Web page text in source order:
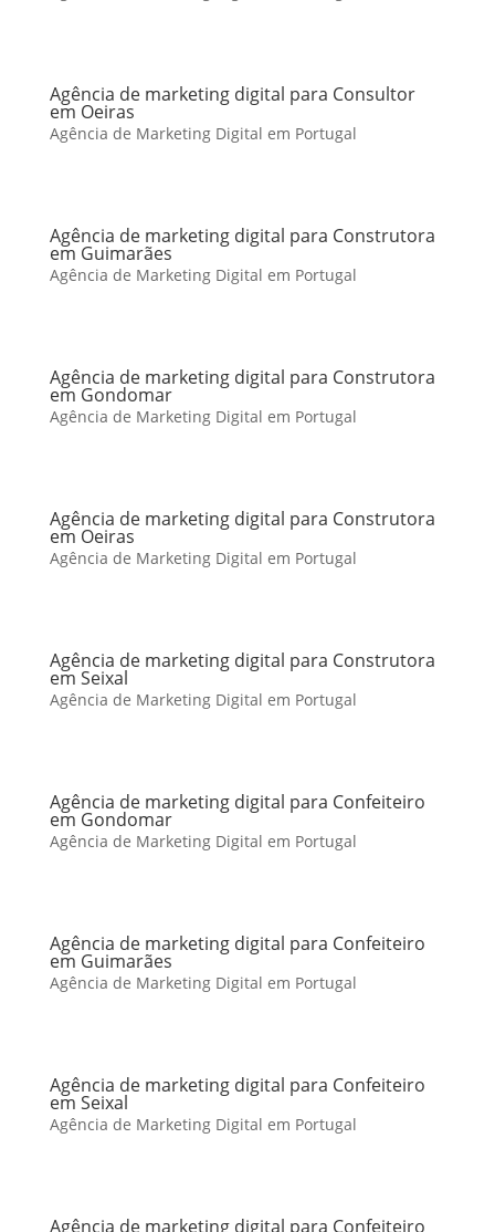
Agência de marketing digital para Consultor
em Oeiras
Agência de Marketing Digital em Portugal
Agência de marketing digital para Construtora
em Guimarães
Agência de Marketing Digital em Portugal
Agência de marketing digital para Construtora
em Gondomar
Agência de Marketing Digital em Portugal
Agência de marketing digital para Construtora
em Oeiras
Agência de Marketing Digital em Portugal
Agência de marketing digital para Construtora
em Seixal
Agência de Marketing Digital em Portugal
Agência de marketing digital para Confeiteiro
em Gondomar
Agência de Marketing Digital em Portugal
Agência de marketing digital para Confeiteiro
em Guimarães
Agência de Marketing Digital em Portugal
Agência de marketing digital para Confeiteiro
em Seixal
Agência de Marketing Digital em Portugal
Agência de marketing digital para Confeiteiro